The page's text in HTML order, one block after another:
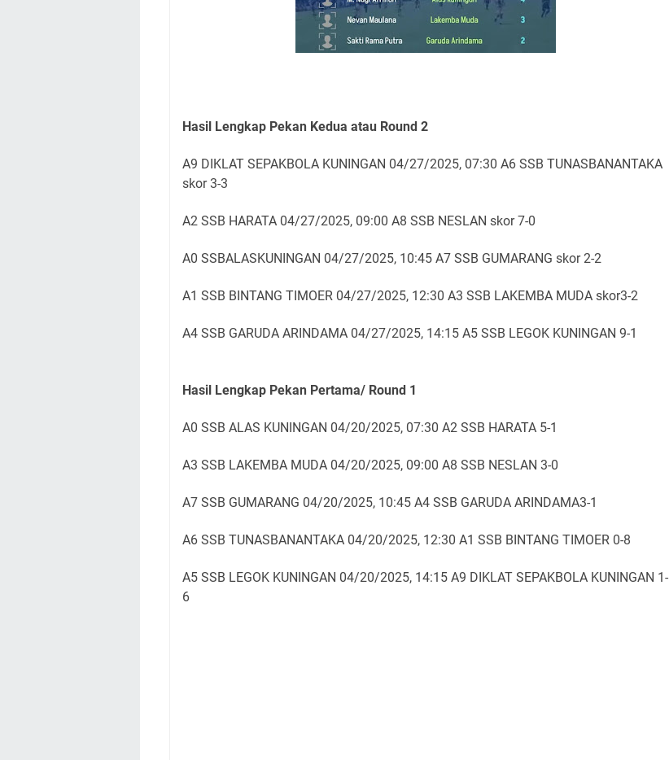
Hasil Lengkap Pekan Kedua atau Round 2
A9 DIKLAT SEPAKBOLA KUNINGAN 04/27/2025, 07:30 A6 SSB TUNASBANANTAKA
skor 3-3
A2 SSB HARATA 04/27/2025, 09:00 A8 SSB NESLAN skor 7-0
A0 SSBALASKUNINGAN 04/27/2025, 10:45 A7 SSB GUMARANG skor 2-2
A1 SSB BINTANG TIMOER 04/27/2025, 12:30 A3 SSB LAKEMBA MUDA skor3-2
A4 SSB GARUDA ARINDAMA 04/27/2025, 14:15 A5 SSB LEGOK KUNINGAN 9-1
Hasil Lengkap Pekan Pertama/ Round 1
A0 SSB ALAS KUNINGAN 04/20/2025, 07:30 A2 SSB HARATA 5-1
A3 SSB LAKEMBA MUDA 04/20/2025, 09:00 A8 SSB NESLAN 3-0
A7 SSB GUMARANG 04/20/2025, 10:45 A4 SSB GARUDA ARINDAMA3-1
A6 SSB TUNASBANANTAKA 04/20/2025, 12:30 A1 SSB BINTANG TIMOER 0-8
A5 SSB LEGOK KUNINGAN 04/20/2025, 14:15 A9 DIKLAT SEPAKBOLA KUNINGAN 1-
6